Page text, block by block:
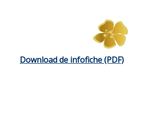
Download de infofiche (PDF)